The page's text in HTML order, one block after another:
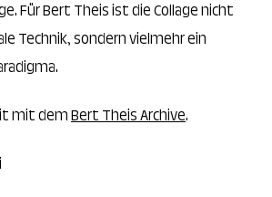
Für Bert Theis ist die Collage nicht
Technik, sondern vielmehr ein
mit demBert Theis Archive.